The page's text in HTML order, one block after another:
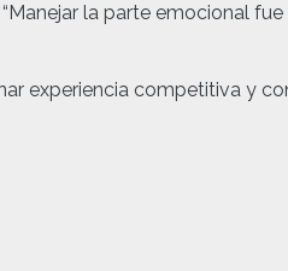
la parte emocional
experiencia competitiva y